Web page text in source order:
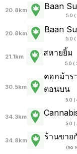
20.8km Baan
5.0 (
20.8km Baan
5.0 (
21.1km สหายยิ้ม
5.0 (
30.5km
คอกม้าร
ตอนบน
5.0 (
34.3km
5.0 (
34.8km ร้านขาย
(no